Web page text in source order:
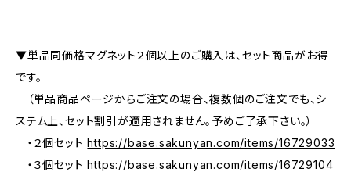
▼単品同価格マグネット２個以上のご購入は、セット商品がお得
です。
（単品商品ページからご注文の場合、複数個のご注文でも、シ
ステム上、セット割引が適用されません。予めご了承下さい。）
・２個セットhttps://base.sakunyan.com/items/16729033
・３個セットhttps://base.sakunyan.com/items/16729104